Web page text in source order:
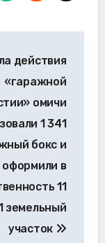
действия
«гаражной
омичи
1 341
бокс и
оформили в
11
земельный
участок